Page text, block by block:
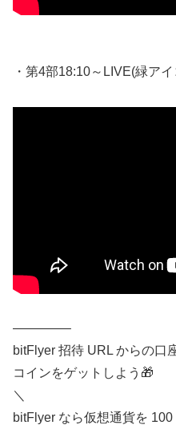
・第4部18:10～LIVE(緑ア
————–
bitFlyer 招待 URL からの口
コインをゲットしよう🎁
＼
bitFlyer なら仮想通貨を